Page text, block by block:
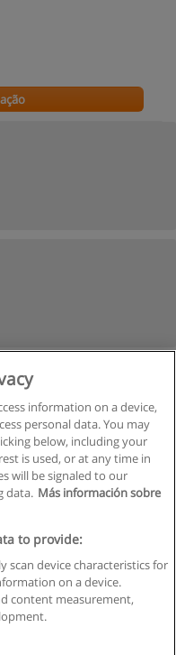
Educaedu
- CIF : B-95610580: -
information on a device,
personal data. You may
below, including your
is used, or at any time in
will be signaled to our
data. Más información sobre
to provide:
scan device characteristics for
on a device.
content measurement,